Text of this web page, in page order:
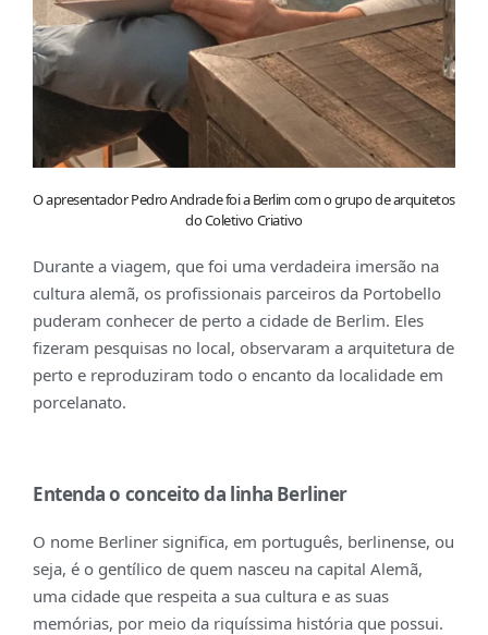
O apresentador Pedro Andrade foi a Berlim com o grupo de arquitetos
do Coletivo Criativo
Durante a viagem, que foi uma verdadeira imersão na
cultura alemã, os profissionais parceiros da Portobello
puderam conhecer de perto a cidade de Berlim. Eles
fizeram pesquisas no local, observaram a arquitetura de
perto e reproduziram todo o encanto da localidade em
porcelanato.
Entenda o conceito da linha Berliner
O nome Berliner significa, em português, berlinense, ou
seja, é o gentílico de quem nasceu na capital Alemã,
uma cidade que respeita a sua cultura e as suas
memórias, por meio da riquíssima história que possui.